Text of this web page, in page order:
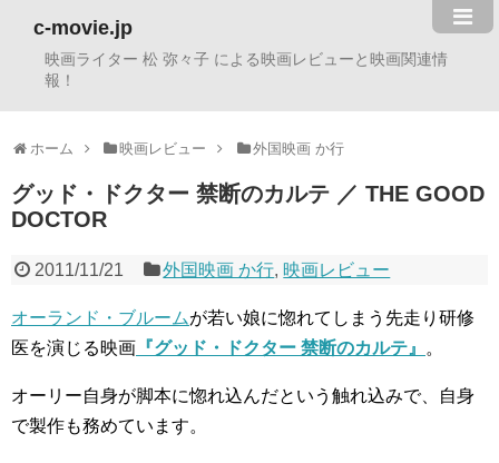
c-movie.jp
映画ライター 松 弥々子 による映画レビューと映画関連情
報！
ホーム 映画レビュー 外国映画 か行
グッド・ドクター 禁断のカルテ ／ THE GOOD
DOCTOR
2011/11/21 外国映画 か行, 映画レビュー
オーランド・ブルームが若い娘に惚れてしまう先走り研修
医を演じる映画 『グッド・ドクター 禁断のカルテ』 。
オーリー自身が脚本に惚れ込んだという触れ込みで、自身
で製作も務めています。